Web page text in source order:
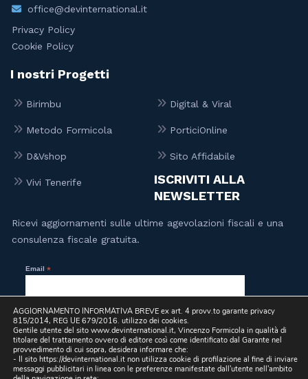
office@devinternational.it
Privacy Policy
Cookie Policy
I nostri Progetti
Birimbu Digital & Viral
Metodo Formicola PorticiOnline
D&Vshop Sito Affidabile
Vivi Tenerife
ISCRIVITI ALLA
NEWSLETTER
Ricevi aggiornamenti sulle ultime agevolazioni fiscali e una
consulenza fiscale gratuita.
Email *
Letta laPrivacy Policy , presto il mio consenso per l’invio a
mezzo email, da parte di questo sito, di comunicazioni
informative e promozionali, inclusa la newsletter, riferite a
prodotti e/o servizi propri e/o di terzi e per lo svolgimento di
ricerche di mercato.
AGGIORNAMENTO INFORMATIVA BREVE ex art. 4 provv.to garante privacy
815/2014, REG UE 679/2016. utilizzo dei cookies.
Gentile utente del sito www.devinternational.it, Vincenzo Formicola in qualità di
titolare del trattamento ovvero di editore così come identificato dal Garante nel
provvedimento di cui sopra, desidera informare che:
- Il sito https://devinternational.it non utilizza cookie di profilazione al fine di inviare
messaggi pubblicitari in linea con le preferenze manifestate dall'utente nell'ambito